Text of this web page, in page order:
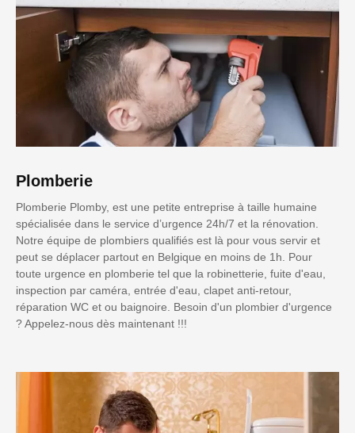
Plomberie
Plomberie Plomby, est une petite entreprise à taille humaine
spécialisée dans le service d’urgence 24h/7 et la rénovation.
Notre équipe de plombiers qualifiés est là pour vous servir et
peut se déplacer partout en Belgique en moins de 1h. Pour
toute urgence en plomberie tel que la robinetterie, fuite d'eau,
inspection par caméra, entrée d'eau, clapet anti-retour,
réparation WC et ou baignoire. Besoin d'un plombier d'urgence
? Appelez-nous dès maintenant !!!